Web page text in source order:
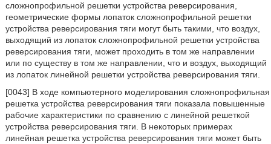
сложнопрофильной решетки устройства реверсирования,
геометрические формы лопаток сложнопрофильной решетки
устройства реверсирования тяги могут быть такими, что воздух,
выходящий из лопаток сложнопрофильной решетки устройства
реверсирования тяги, может проходить в том же направлении
или по существу в том же направлении, что и воздух, выходящий
из лопаток линейной решетки устройства реверсирования тяги.
[0043] В ходе компьютерного моделирования сложнопрофильная
решетка устройства реверсирования тяги показала повышенные
рабочие характеристики по сравнению с линейной решеткой
устройства реверсирования тяги. В некоторых примерах
линейная решетка устройства реверсирования тяги может быть